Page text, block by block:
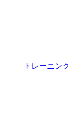
トレーニング